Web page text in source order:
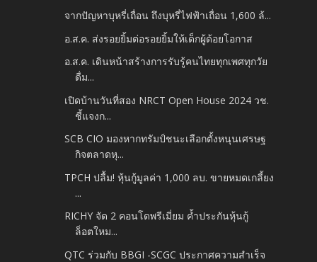
จากปัญหาบุหรี่เถื่อน ถึงบุหรี่ไฟฟ้าเถื่อน 1,600 ล้...
อ.ส.ค. ส่งรอยยิ้มต่อรอยยิ้มให้เด็กผู้ด้อยโอกาส
อ.ส.ค. เดินหน้าสร้างการรับรู้คนไทยทุกเพศทุกวัย
ดื่ม...
เปิดบ้านวันที่สอง NRCT Open House 2024 วช.
ชี้แจงก...
SCB CIO มองหากทรัมป์ชนะเลือกตั้งหนุนเศรษฐ
กิจตลาดหุ...
TPCH ปลื้ม! หุ้นกู้มูลค่า 1,000 ลบ. ขายหมดเกลี้ยง
...
RICHY จัด 2 คอนโดพรีเมี่ยม ค้ำประกันหุ้นกู้
ล็อตใหม...
QTC ร่วมกับ BBGI -SCGC ประกาศความสำเร็จ